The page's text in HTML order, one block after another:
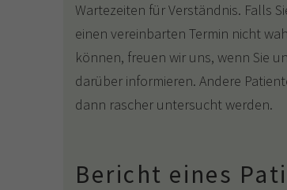
Wartezeiten für Verständnis. Falls
einen vereinbarten Termin nicht
können, freuen wir uns, wenn Sie
darüber informieren. Andere
dann rascher untersucht werden.
Bericht eines